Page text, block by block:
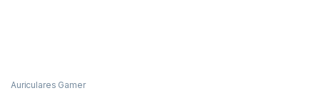
Auriculares Gamer